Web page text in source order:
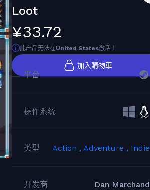
Loot
¥33.72
此产品无法在United States激活！
加入購物車
平台
操作系统
类型 Action , Adventure , Indie
开发商 Dan Marchand